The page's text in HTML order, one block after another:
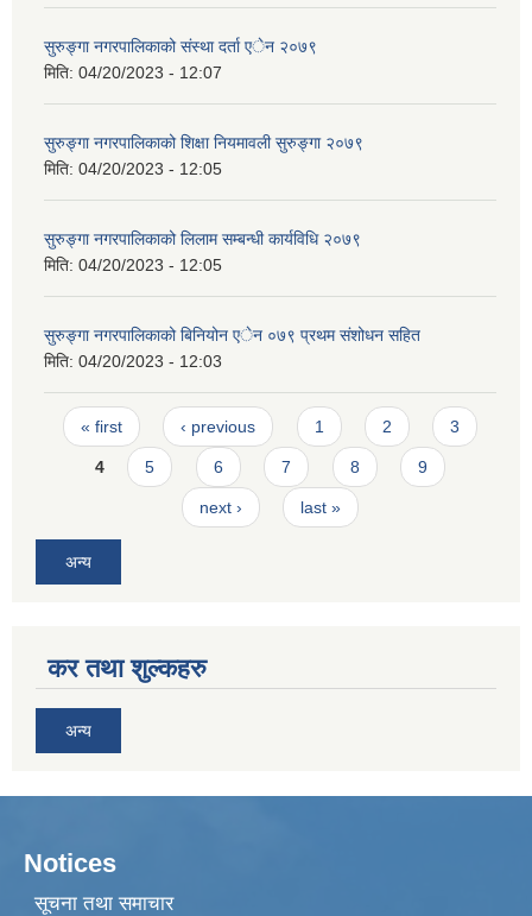
सुरुङ्गा नगरपालिकाको संस्था दर्ता एेन २०७९
मिति: 04/20/2023 - 12:07
सुरुङ्गा नगरपालिकाको शिक्षा नियमावली सुरुङ्गा २०७९
मिति: 04/20/2023 - 12:05
सुरुङ्गा नगरपालिकाको लिलाम सम्बन्धी कार्यविधि २०७९
मिति: 04/20/2023 - 12:05
सुरुङ्गा नगरपालिकाको बिनियोन एेन ०७९ प्रथम संशोधन सहित
मिति: 04/20/2023 - 12:03
Pages
« first ‹ previous 1 2 3
4 5 6 7 8 9
next › last »
अन्य
कर तथा शुल्कहरु
अन्य
Notices
सूचना तथा समाचार